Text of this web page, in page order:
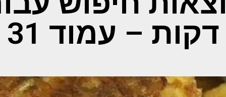
דקות – עמוד 31